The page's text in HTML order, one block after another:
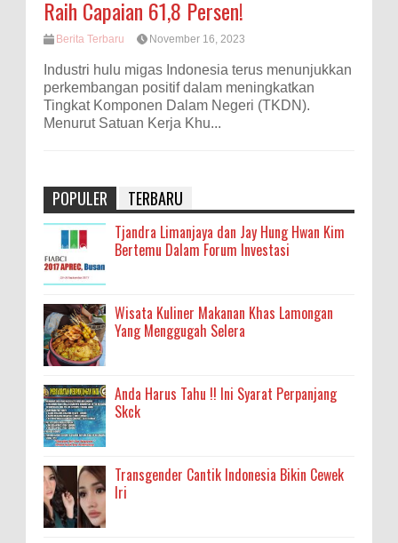
Raih Capaian 61,8 Persen!
Berita Terbaru November 16, 2023
Industri hulu migas Indonesia terus menunjukkan
perkembangan positif dalam meningkatkan
Tingkat Komponen Dalam Negeri (TKDN).
Menurut Satuan Kerja Khu...
POPULER TERBARU
Tjandra Limanjaya dan Jay Hung Hwan Kim
Bertemu Dalam Forum Investasi
Wisata Kuliner Makanan Khas Lamongan
Yang Menggugah Selera
Anda Harus Tahu !! Ini Syarat Perpanjang
Skck
Transgender Cantik Indonesia Bikin Cewek
Iri